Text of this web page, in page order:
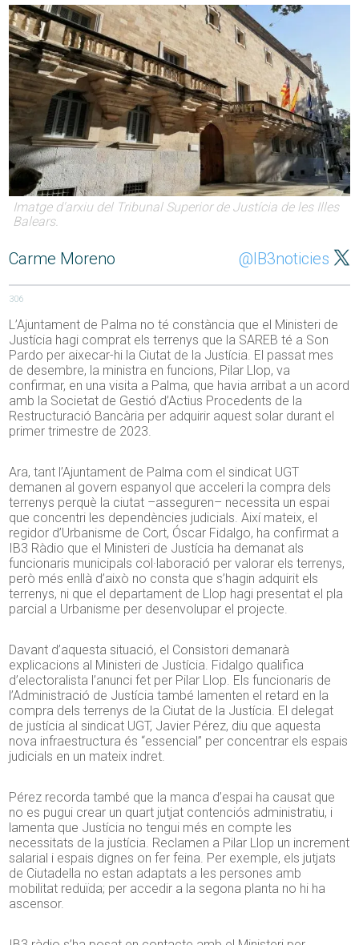
Imatge d'arxiu del Tribunal Superior de Justícia de les Illes
Balears.
Carme Moreno @IB3noticies
306
L’Ajuntament de Palma no té constància que el Ministeri de
Justícia hagi comprat els terrenys que la SAREB té a Son
Pardo per aixecar-hi la Ciutat de la Justícia. El passat mes
de desembre, la ministra en funcions, Pilar Llop, va
confirmar, en una visita a Palma, que havia arribat a un acord
amb la Societat de Gestió d’Actius Procedents de la
Restructuració Bancària per adquirir aquest solar durant el
primer trimestre de 2023.
Ara, tant l’Ajuntament de Palma com el sindicat UGT
demanen al govern espanyol que acceleri la compra dels
terrenys perquè la ciutat –asseguren– necessita un espai
que concentri les dependències judicials. Així mateix, el
regidor d’Urbanisme de Cort, Óscar Fidalgo, ha confirmat a
IB3 Ràdio que el Ministeri de Justícia ha demanat als
funcionaris municipals col·laboració per valorar els terrenys,
però més enllà d’això no consta que s’hagin adquirit els
terrenys, ni que el departament de Llop hagi presentat el pla
parcial a Urbanisme per desenvolupar el projecte.
Davant d’aquesta situació, el Consistori demanarà
explicacions al Ministeri de Justícia. Fidalgo qualifica
d’electoralista l’anunci fet per Pilar Llop. Els funcionaris de
l’Administració de Justícia també lamenten el retard en la
compra dels terrenys de la Ciutat de la Justícia. El delegat
de justícia al sindicat UGT, Javier Pérez, diu que aquesta
nova infraestructura és “essencial” per concentrar els espais
judicials en un mateix indret.
Pérez recorda també que la manca d’espai ha causat que
no es pugui crear un quart jutjat contenciós administratiu, i
lamenta que Justícia no tengui més en compte les
necessitats de la justícia. Reclamen a Pilar Llop un increment
salarial i espais dignes on fer feina. Per exemple, els jutjats
de Ciutadella no estan adaptats a les persones amb
mobilitat reduïda; per accedir a la segona planta no hi ha
ascensor.